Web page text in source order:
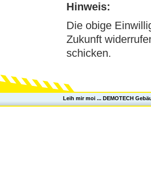
Hinweis:
Die obige
Zukunft
schicken.
Leih mir moi ... DEMOTECH